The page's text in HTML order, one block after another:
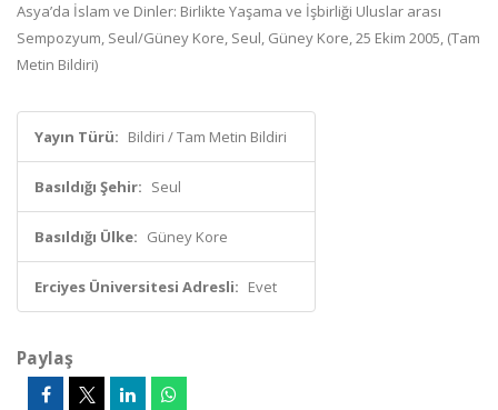
Asya’da İslam ve Dinler: Birlikte Yaşama ve İşbirliği Uluslar arası
Sempozyum, Seul/Güney Kore, Seul, Güney Kore, 25 Ekim 2005, (Tam
Metin Bildiri)
Yayın Türü: Bildiri / Tam Metin Bildiri
Basıldığı Şehir: Seul
Basıldığı Ülke: Güney Kore
Erciyes Üniversitesi Adresli: Evet
Paylaş